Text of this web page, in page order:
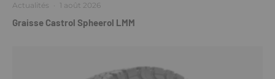
Actualités · 1 août 2026
Graisse Castrol Spheerol LMM